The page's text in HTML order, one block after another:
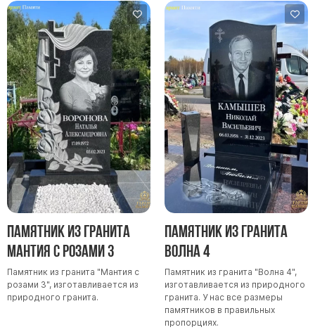
Участникам СВО
Памятники из гранита
Памятники из мрамора
Элитные памятники
Резные памятники
Мемориальные комплексы
Памятники с полноформатным фото
Склеп
Cкульптуры ангел
Детские памятники
Памятники Мусульманские
Памятники Армянские
Памятник из гранита
Мантия с розами 3
Памятник из гранита "Мантия с
розами 3", изготавливается из
природного гранита.
Памятник из гранита
Волна 4
Памятник из гранита "Волна 4",
изготавливается из природного
гранита. У нас все размеры
памятников в правильных
пропорциях.